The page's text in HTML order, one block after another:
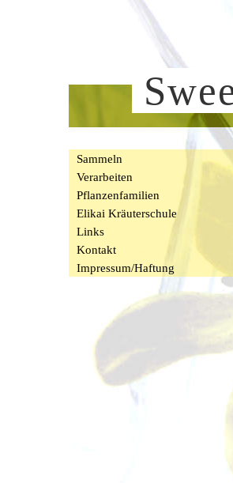
Sammeln
Verarbeiten
Pflanzenfamilien
Elikai Kräuterschule
Links
Kontakt
Impressum/Haftung